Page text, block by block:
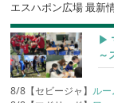
エスハポン広場 最新
▶︎
～
8/8【セビージャ】 ル